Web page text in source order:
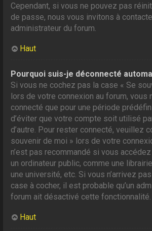
Cependant, si vous ne pouvez pas
de passe, nous vous invitons à
administrateur du forum.
Haut
Pourquoi suis-je déconnecté
Si vous ne cochez pas la case « Se
lors de votre connexion au forum, vous
connecté que pour une période
d’éviter que votre compte soit utilisé
d’autre. Pour rester connecté, veuillez
souvenir de moi » lors de votre
n’est pas recommandé si vous
un ordinateur public, comme une
une université, etc. Si vous n’arrivez
case à cocher, il est probable qu’un
forum ait désactivé cette fonctionnalité.
Haut